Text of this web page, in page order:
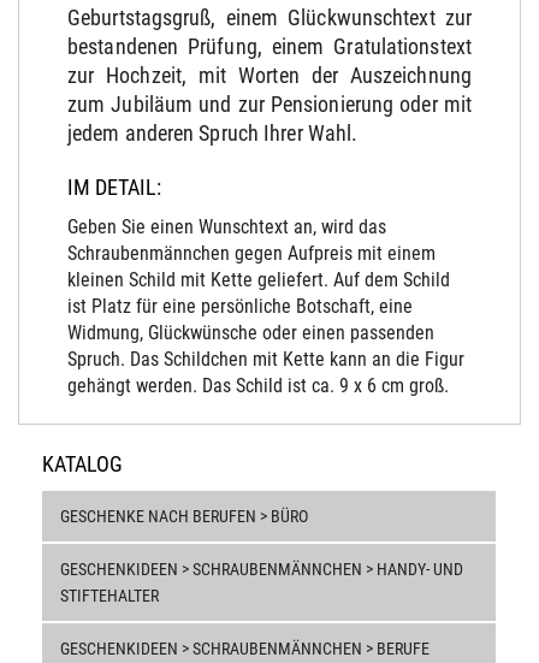
Geburtstagsgruß, einem Glückwunschtext zur
bestandenen Prüfung, einem Gratulationstext
zur Hochzeit, mit Worten der Auszeichnung
zum Jubiläum und zur Pensionierung oder mit
jedem anderen Spruch Ihrer Wahl.
IM DETAIL:
Geben Sie einen Wunschtext an, wird das
Schraubenmännchen gegen Aufpreis mit einem
kleinen Schild mit Kette geliefert. Auf dem Schild
ist Platz für eine persönliche Botschaft, eine
Widmung, Glückwünsche oder einen passenden
Spruch. Das Schildchen mit Kette kann an die Figur
gehängt werden. Das Schild ist ca. 9 x 6 cm groß.
KATALOG
GESCHENKE NACH BERUFEN > BÜRO
GESCHENKIDEEN > SCHRAUBENMÄNNCHEN > HANDY- UND
STIFTEHALTER
GESCHENKIDEEN > SCHRAUBENMÄNNCHEN > BERUFE